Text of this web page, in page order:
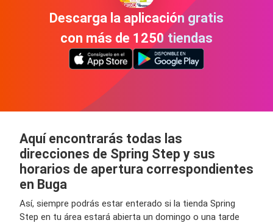
Descarga la aplicación gratis
con más de 1250 tiendas
Aquí encontrarás todas las
direcciones de Spring Step y sus
horarios de apertura correspondientes
en Buga
Así, siempre podrás estar enterado si la tienda Spring
Step en tu área estará abierta un domingo o una tarde